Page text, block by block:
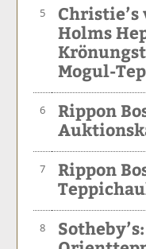
5
Holms
Mogul-
6
Rippon
7
Rippon
8